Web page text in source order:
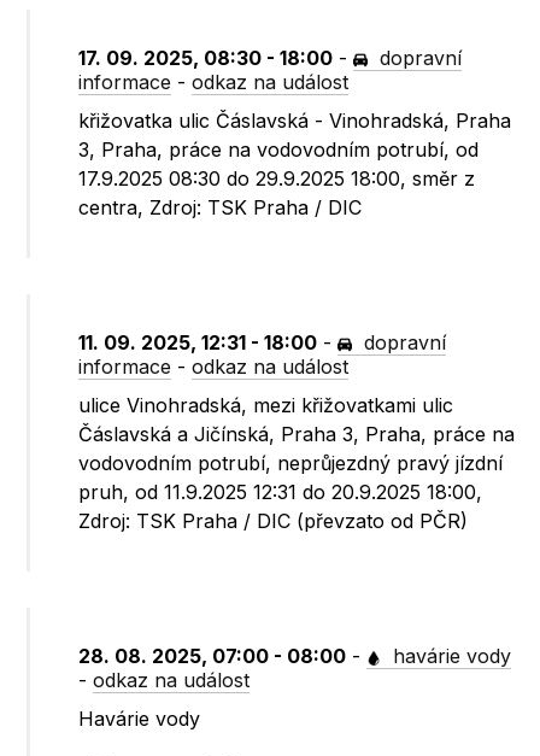
17. 09. 2025, 08:30 - 18:00 -
dopravní
informace -odkaz na událost
křižovatka ulic Čáslavská - Vinohradská, Praha
3, Praha, práce na vodovodním potrubí, od
17.9.2025 08:30 do 29.9.2025 18:00, směr z
centra, Zdroj: TSK Praha / DIC
11. 09. 2025, 12:31 - 18:00 -
dopravní
informace -odkaz na událost
ulice Vinohradská, mezi křižovatkami ulic
Čáslavská a Jičínská, Praha 3, Praha, práce na
vodovodním potrubí, neprůjezdný pravý jízdní
pruh, od 11.9.2025 12:31 do 20.9.2025 18:00,
Zdroj: TSK Praha / DIC (převzato od PČR)
28. 08. 2025, 07:00 - 08:00 -
havárie vody
-odkaz na událost
Havárie vody